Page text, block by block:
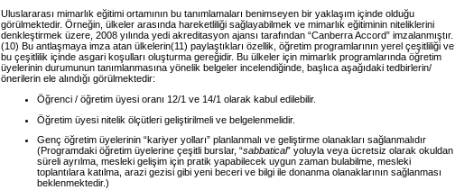
Uluslararası mimarlık eğitimi ortamının bu tanımlamaları benimseyen bir yaklaşım içinde olduğu
görülmektedir. Örneğin, ülkeler arasında hareketliliği sağlayabilmek ve mimarlık eğitiminin niteliklerini
denkleştirmek üzere, 2008 yılında yedi akreditasyon ajansı tarafından “Canberra Accord” imzalanmıştır.
(10) Bu antlaşmaya imza atan ülkelerin(11) paylaştıkları özellik, öğretim programlarının yerel çeşitliliği ve
bu çeşitlilik içinde asgari koşulları oluşturma gereğidir. Bu ülkeler için mimarlık programlarında öğretim
üyelerinin durumunun tanımlanmasına yönelik belgeler incelendiğinde, başlıca aşağıdaki tedbirlerin/
önerilerin ele alındığı görülmektedir:
Öğrenci / öğretim üyesi oranı 12/1 ve 14/1 olarak kabul edilebilir.
Öğretim üyesi nitelik ölçütleri geliştirilmeli ve belgelenmelidir.
Genç öğretim üyelerinin “kariyer yolları” planlanmalı ve geliştirme olanakları sağlanmalıdır
(Programdaki öğretim üyelerine çeşitli burslar, “sabbatical” yoluyla veya ücretsiz olarak okuldan
süreli ayrılma, mesleki gelişim için pratik yapabilecek uygun zaman bulabilme, mesleki
toplantılara katılma, arazi gezisi gibi yeni beceri ve bilgi ile donanma olanaklarının sağlanması
beklenmektedir.)